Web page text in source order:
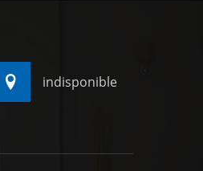
indisponible